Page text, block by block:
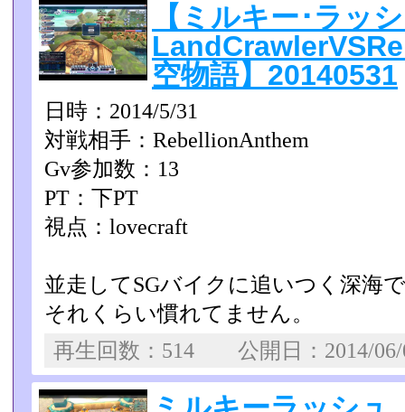
【ミルキー･ラッ
空物語】20140531
日時：2014/5/31
対戦相手：RebellionAnthem
Gv参加数：13
PT：下PT
視点：lovecraft
並走してSGバイクに追いつく深海
それくらい慣れてません。
再生回数：514 公開日：